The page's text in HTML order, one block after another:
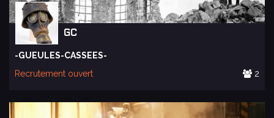
GC
-GUEULES-CASSEES-
Recrutement ouvert
2